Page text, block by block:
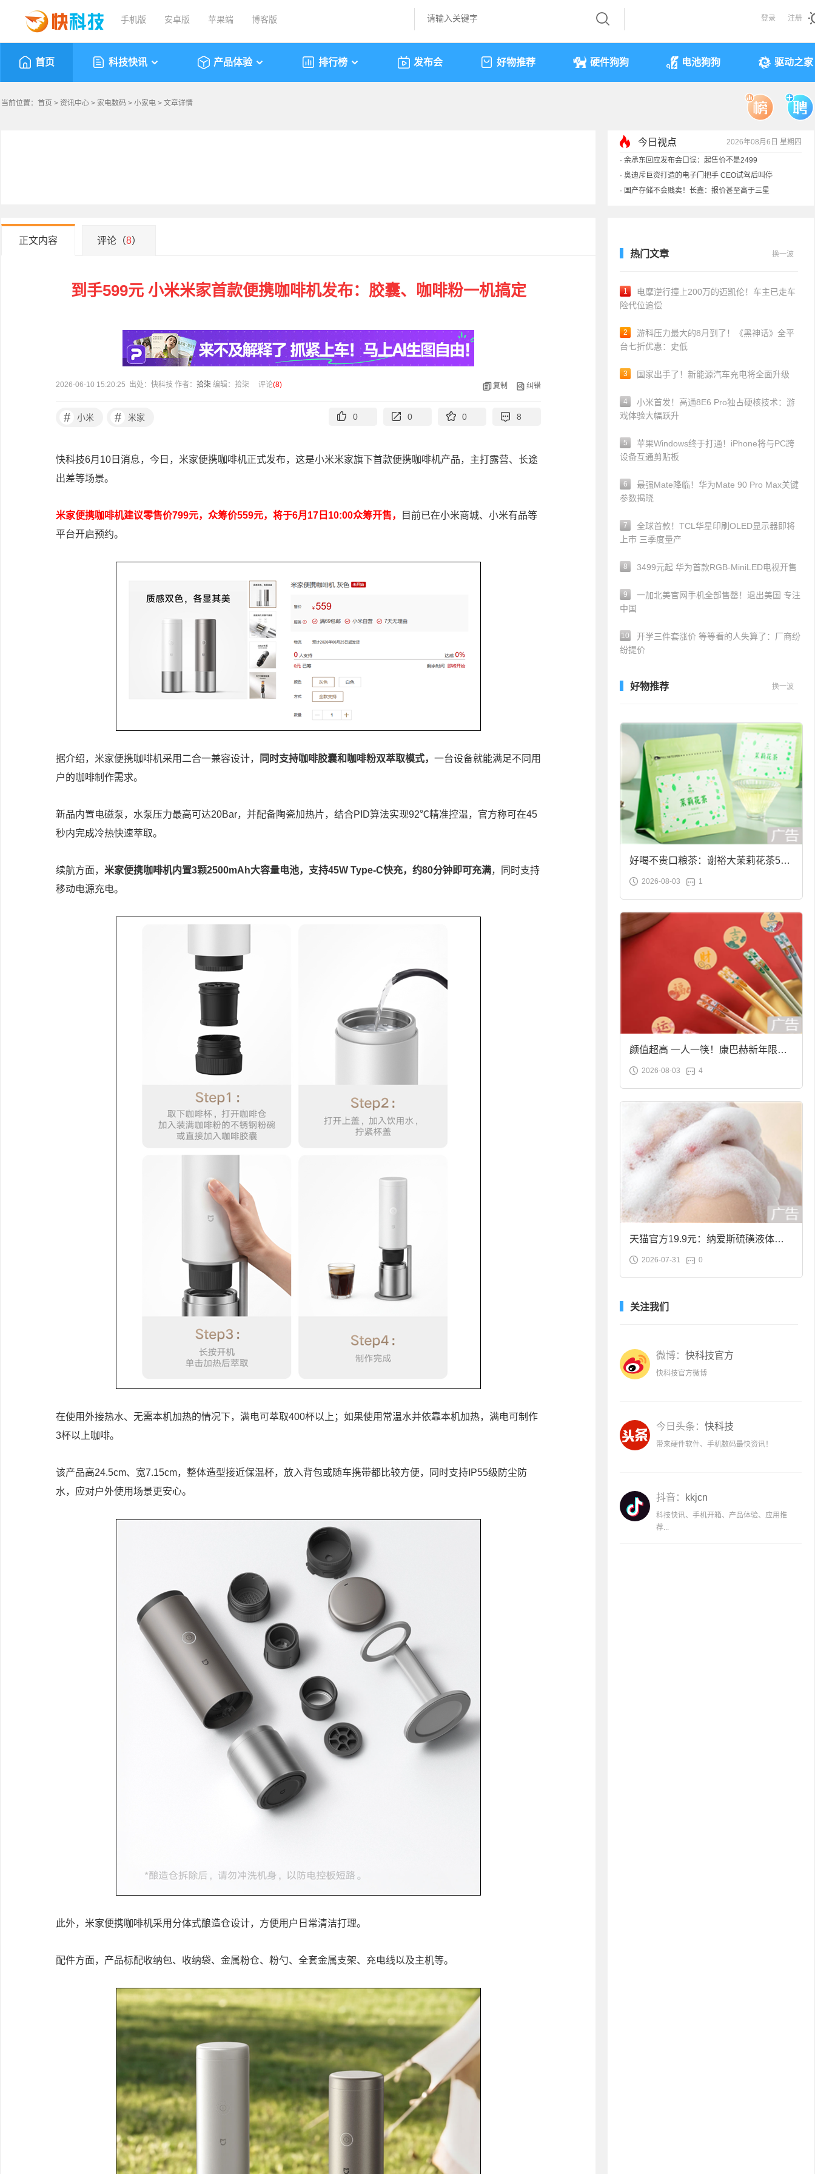
手机版 安卓版 苹果端 博客版 登录 注册
首页 科技快讯 产品体验 排行榜 发布会 好物推荐 硬件狗狗 电池狗狗 驱动之家
当前位置： 首页 > 资讯中心 > 家电数码 > 小家电 > 文章详情
今日视点 2026年08月6日 星期四
· 余承东回应发布会口误：起售价不是2499
· 奥迪斥巨资打造的电子门把手 CEO试驾后叫停
· 国产存储不会贱卖！长鑫：报价甚至高于三星
正文内容 评论（8）
到手599元 小米米家首款便携咖啡机发布：胶囊、咖啡粉一机搞定
2026-06-10 15:20:25 出处：快科技 作者： 拾柒 编辑：拾柒 评论(8) 复制 纠错
# 小米 # 米家 0 0 0 8
快科技6月10日消息，今日，米家便携咖啡机正式发布，这是小米米家旗下首款便携咖啡机产品，主打露营、长途
出差等场景。
米家便携咖啡机建议零售价799元，众筹价559元，将于6月17日10:00众筹开售，
目前已在小米商城、小米有品等
平台开启预约。
据介绍，米家便携咖啡机采用二合一兼容设计， 同时支持咖啡胶囊和咖啡粉双萃取模式， 一台设备就能满足不同用
户的咖啡制作需求。
新品内置电磁泵，水泵压力最高可达20Bar，并配备陶瓷加热片，结合PID算法实现92℃精准控温，官方称可在45
秒内完成冷热快速萃取。
续航方面， 米家便携咖啡机内置3颗2500mAh大容量电池，支持45W Type-C快充，约80分钟即可充满，同时支持
移动电源充电。
在使用外接热水、无需本机加热的情况下，满电可萃取400杯以上；如果使用常温水并依靠本机加热，满电可制作
3杯以上咖啡。
该产品高24.5cm、宽7.15cm，整体造型接近保温杯，放入背包或随车携带都比较方便，同时支持IP55级防尘防
水，应对户外使用场景更安心。
此外，米家便携咖啡机采用分体式酿造仓设计，方便用户日常清洁打理。
配件方面，产品标配收纳包、收纳袋、金属粉仓、粉勺、全套金属支架、充电线以及主机等。
热门文章 换一波
1
电摩逆行撞上200万的迈凯伦！车主已走车
险代位追偿
2
游科压力最大的8月到了！《黑神话》全平
台七折优惠：史低
3 国家出手了！新能源汽车充电将全面升级
4
小米首发！高通8E6 Pro独占硬核技术：游
戏体验大幅跃升
5
苹果Windows终于打通！iPhone将与PC跨
设备互通剪贴板
6
最强Mate降临！华为Mate 90 Pro Max关键
参数揭晓
7
全球首款！TCL华星印刷OLED显示器即将
上市 三季度量产
8 3499元起 华为首款RGB-MiniLED电视开售
9
一加北美官网手机全部售罄！退出美国 专注
中国
10
开学三件套涨价 等等看的人失算了：厂商纷
纷提价
好物推荐 换一波
好喝不贵口粮茶：谢裕大茉莉花茶50g
袋装9.9元到手
2026-08-03 1
颜值超高 一人一筷！康巴赫新年限定
合金筷子大促：19.9元
2026-08-03 4
天猫官方19.9元：纳爱斯硫磺液体香
皂2斤大促
2026-07-31 0
关注我们
微博： 快科技官方
快科技官方微博
今日头条： 快科技
带来硬件软件、手机数码最快资讯！
抖音： kkjcn
科技快讯、手机开箱、产品体验、应用推
荐...